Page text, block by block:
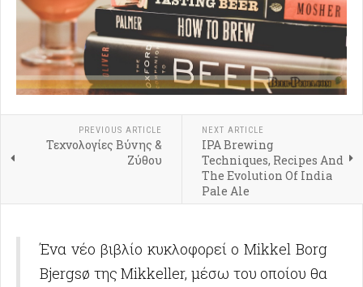
PREVIOUS ARTICLE
Τεχνολογίες Βύνης &
Ζύθου
NEXT ARTICLE
IPA Brewing
Techniques, Recipes And
The Evolution Of India
Pale Ale
Ένα νέο βιβλίο κυκλοφορεί ο Mikkel Borg
Bjergsø της Mikkeller, μέσω του οποίου θα